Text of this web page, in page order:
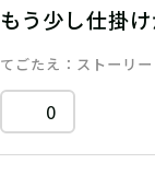
もう少し仕掛
てごたえ ストーリー
0